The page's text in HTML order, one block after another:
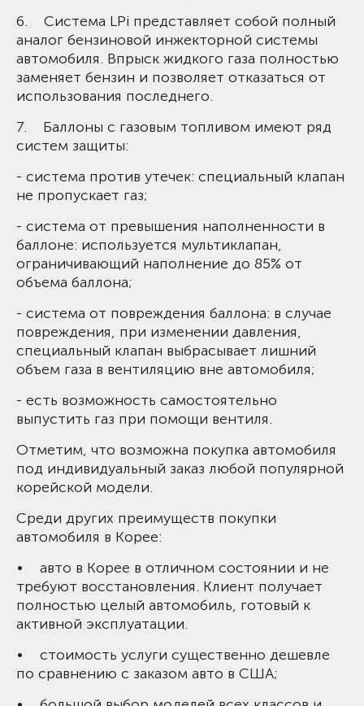
6. Система LPi представляет собой полный
аналог бензиновой инжекторной системы
автомобиля. Впрыск жидкого газа полностью
заменяет бензин и позволяет отказаться от
использования последнего.
7. Баллоны с газовым топливом имеют ряд
систем защиты:
- система против утечек: специальный клапан
не пропускает газ;
- система от превышения наполненности в
баллоне: используется мультиклапан,
ограничивающий наполнение до 85% от
объема баллона;
- система от повреждения баллона: в случае
повреждения, при изменении давления,
специальный клапан выбрасывает лишний
объем газа в вентиляцию вне автомобиля;
- есть возможность самостоятельно
выпустить газ при помощи вентиля.
Отметим, что возможна покупка автомобиля
под индивидуальный заказ любой популярной
корейской модели.
Среди других преимуществ покупки
автомобиля в Корее:
• авто в Корее в отличном состоянии и не
требуют восстановления. Клиент получает
полностью целый автомобиль, готовый к
активной эксплуатации.
• стоимость услуги существенно дешевле
по сравнению с заказом авто в США;